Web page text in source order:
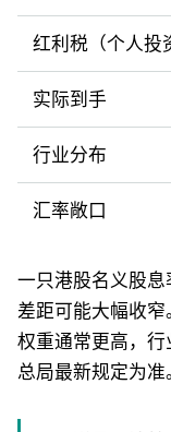
红利税（个人投
实际到手
行业分布
汇率敞口
一只港股名义股息
差距可能大幅收
权重通常更高，
总局最新规定为准